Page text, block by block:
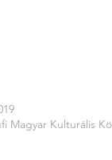
Magyar Kulturális